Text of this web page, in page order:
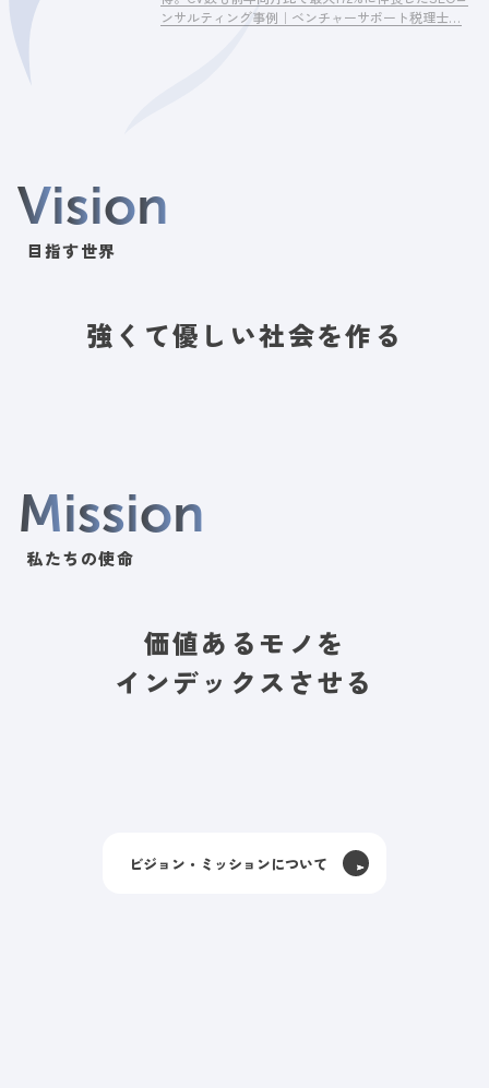
ンサルティング事例｜ベンチャーサポート税理士法
Vision
目指す世界
強くて優しい社会を作る
Mission
私たちの使命
価値あるモノを
インデックスさせる
ビジョン・ミッションについて